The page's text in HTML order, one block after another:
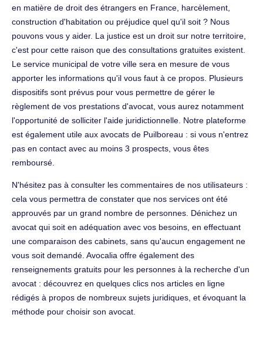
en matière de droit des étrangers en France, harcèlement,
construction d'habitation ou préjudice quel qu'il soit ? Nous
pouvons vous y aider. La justice est un droit sur notre territoire,
c'est pour cette raison que des consultations gratuites existent.
Le service municipal de votre ville sera en mesure de vous
apporter les informations qu'il vous faut à ce propos. Plusieurs
dispositifs sont prévus pour vous permettre de gérer le
règlement de vos prestations d'avocat, vous aurez notamment
l'opportunité de solliciter l'aide juridictionnelle. Notre plateforme
est également utile aux avocats de Puilboreau : si vous n'entrez
pas en contact avec au moins 3 prospects, vous êtes
remboursé.
N'hésitez pas à consulter les commentaires de nos utilisateurs :
cela vous permettra de constater que nos services ont été
approuvés par un grand nombre de personnes. Dénichez un
avocat qui soit en adéquation avec vos besoins, en effectuant
une comparaison des cabinets, sans qu'aucun engagement ne
vous soit demandé. Avocalia offre également des
renseignements gratuits pour les personnes à la recherche d'un
avocat : découvrez en quelques clics nos articles en ligne
rédigés à propos de nombreux sujets juridiques, et évoquant la
méthode pour choisir son avocat.